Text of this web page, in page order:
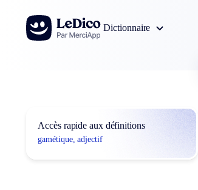
Aller au contenu
Dictionnaire
Accès rapide aux définitions
gamétique, adjectif